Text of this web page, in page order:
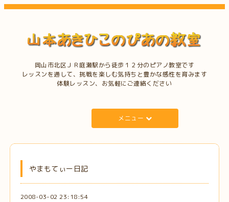
岡山市北区ＪＲ庭瀬駅から徒歩１２分のピアノ教室です
レッスンを通して、挑戦を楽しむ気持ちと豊かな感性を育みます
体験レッスン、お気軽にご連絡ください
メニュー
やまもてぃー日記
2008-03-02 23:18:54